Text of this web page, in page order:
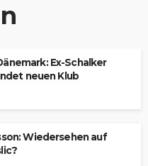
Ex-Schalker
neuen Klub
Wiedersehen auf